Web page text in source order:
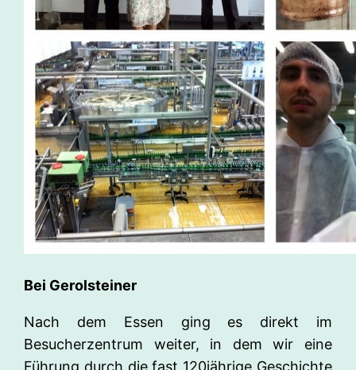
Bei Gerolsteiner
Nach dem Essen ging es direkt im
Besucherzentrum weiter, in dem wir eine
Führung durch die fast 120jährige Geschichte